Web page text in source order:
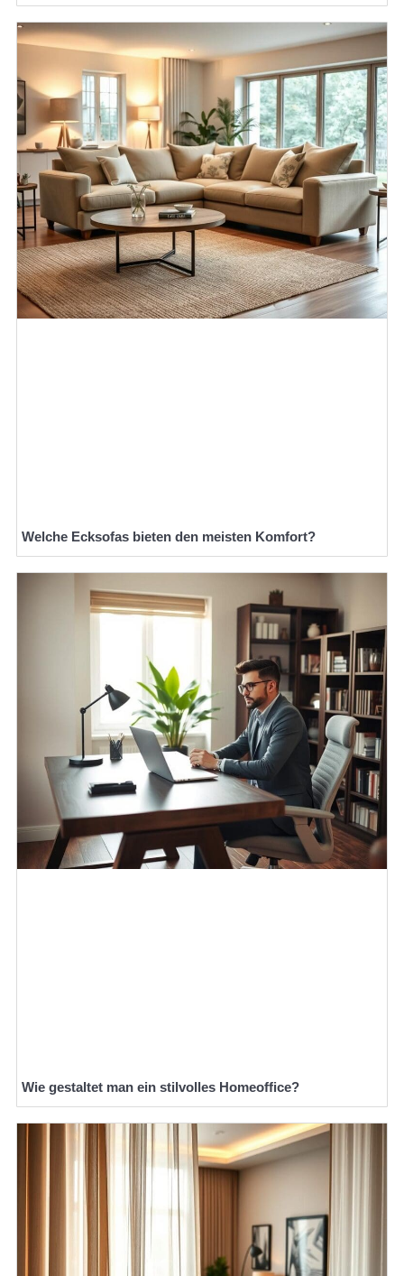
Welche Ecksofas bieten den meisten Komfort?
Wie gestaltet man ein stilvolles Homeoffice?